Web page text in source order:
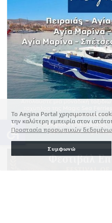
Το Aegina Portal χρησιμοποιεί
την καλύτερη εμπειρία στον
Προστασία προσωπικών
Συμφωνώ
accessible